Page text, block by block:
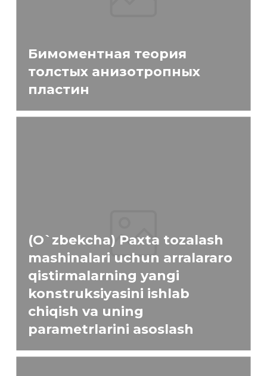
Бимоментная теория
толстых анизотропных
пластин
(O`zbekcha) Paxta tozalash
mashinalari uchun arralararo
qistirmalarning yangi
konstruksiyasini ishlab
chiqish va uning
parametrlarini asoslash